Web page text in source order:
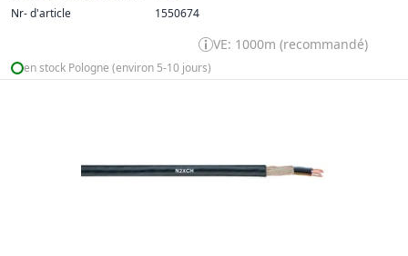
Nr- d'article
1550674
VE: 1000m (recommandé)
en stock Pologne (environ 5-10 jours)